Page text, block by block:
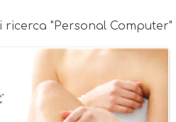
ricerca "Personal Computer"